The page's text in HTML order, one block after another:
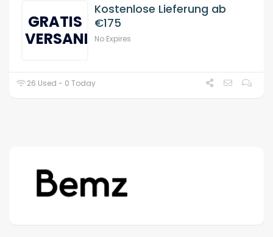
GRATIS
VERSAND
Kostenlose Lieferung ab
€175
No Expires
26 Used - 0 Today